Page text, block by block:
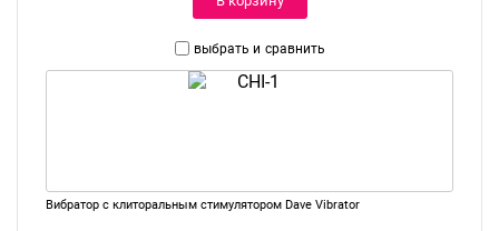
выбрать и сравнить
Вибратор с клиторальным стимулятором Dave Vibrator